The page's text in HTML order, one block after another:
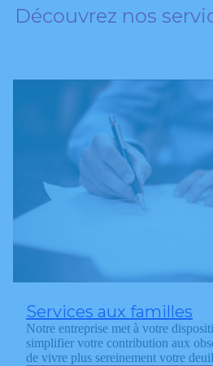
Découvrez nos
Services aux familles
Notre entreprise met à votre
simplifier votre contribution aux
de vivre plus sereinement votre